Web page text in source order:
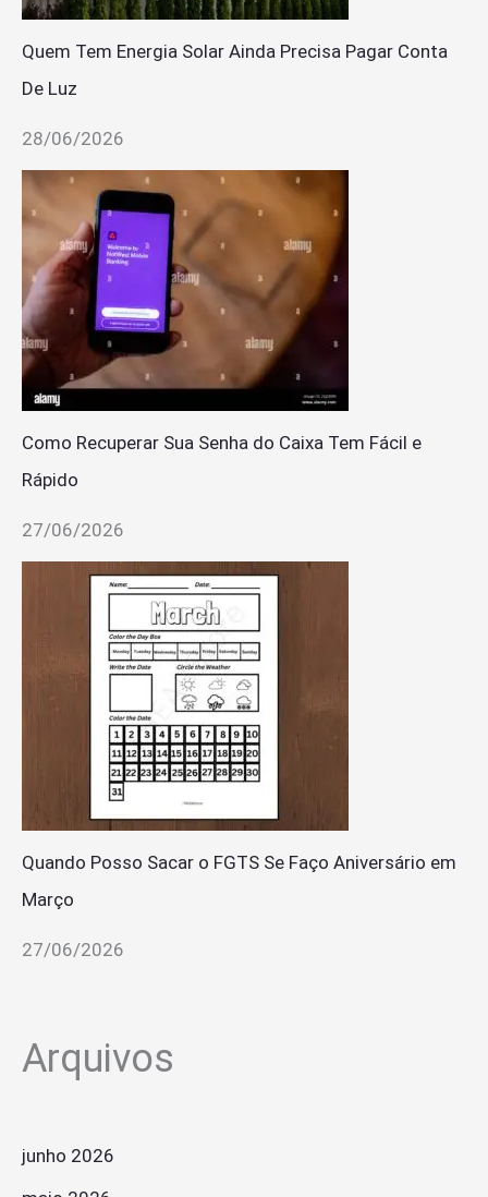
Quem Tem Energia Solar Ainda Precisa Pagar Conta
De Luz
28/06/2026
Como Recuperar Sua Senha do Caixa Tem Fácil e
Rápido
27/06/2026
Quando Posso Sacar o FGTS Se Faço Aniversário em
Março
27/06/2026
Arquivos
junho 2026